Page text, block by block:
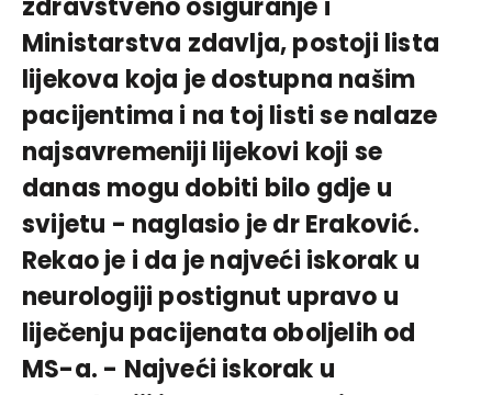
zdravstveno osiguranje i
Ministarstva zdavlja, postoji lista
lijekova koja je dostupna našim
pacijentima i na toj listi se nalaze
najsavremeniji lijekovi koji se
danas mogu dobiti bilo gdje u
svijetu - naglasio je dr Eraković.
Rekao je i da je najveći iskorak u
neurologiji postignut upravo u
liječenju pacijenata oboljelih od
MS-a. - Najveći iskorak u